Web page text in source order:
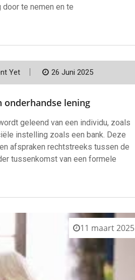
te nemen en te
Yet 26 Juni 2025
lening
geleend van een individu, zoals
instelling zoals een bank. Deze
afspraken rechtstreeks tussen de
tussenkomst van een formele
11 maart 2025